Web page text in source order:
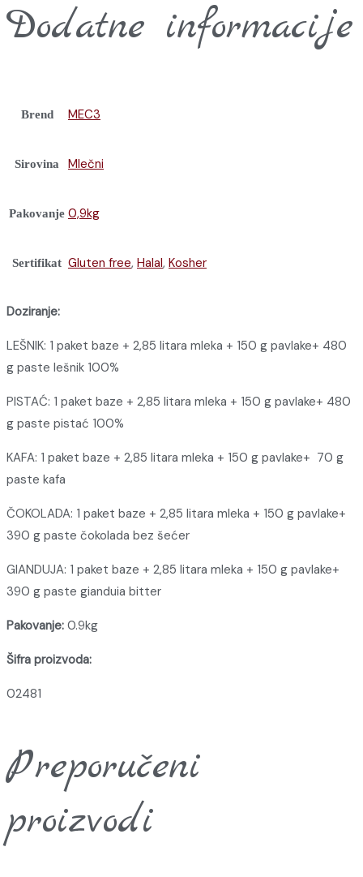
Dodatne informacije
Brend MEC3
Sirovina Mlečni
Pakovanje 0,9kg
Sertifikat Gluten free, Halal, Kosher
Doziranje:
LEŠNIK: 1 paket baze + 2,85 litara mleka + 150 g pavlake+ 480
g paste lešnik 100%
PISTAĆ: 1 paket baze + 2,85 litara mleka + 150 g pavlake+ 480
g paste pistać 100%
KAFA: 1 paket baze + 2,85 litara mleka + 150 g pavlake+ 70 g
paste kafa
ČOKOLADA: 1 paket baze + 2,85 litara mleka + 150 g pavlake+
390 g paste čokolada bez šećer
GIANDUJA: 1 paket baze + 2,85 litara mleka + 150 g pavlake+
390 g paste gianduia bitter
Pakovanje: 0.9kg
Šifra proizvoda:
02481
Preporučeni
proizvodi